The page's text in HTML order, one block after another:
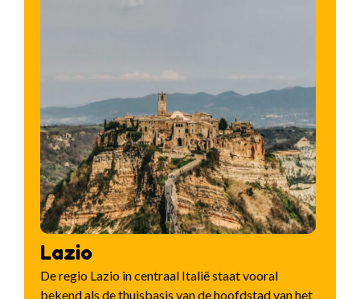
Lazio
De regio Lazio in centraal Italië staat vooral
bekend als de thuisbasis van de hoofdstad van het